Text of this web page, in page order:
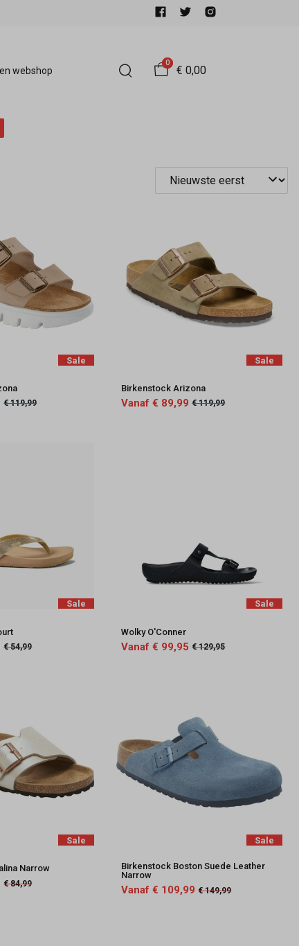
webshop
0
€ 0,00
Sale
€ 119,99
Sale
Birkenstock Arizona
Vanaf € 89,99 € 119,99
Sale
€ 54,99
Sale
Wolky O'Conner
Vanaf € 99,95 € 129,95
Sale
Narrow
€ 84,99
Sale
Birkenstock Boston Suede Leather
Narrow
Vanaf € 109,99 € 149,99